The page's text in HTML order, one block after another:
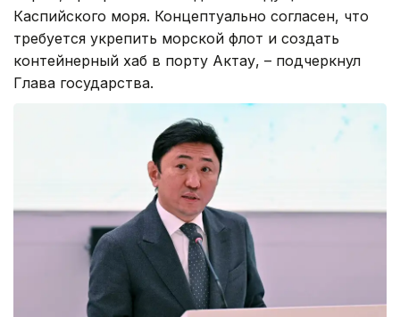
Каспийского моря. Концептуально согласен, что
требуется укрепить морской флот и создать
контейнерный хаб в порту Актау, – подчеркнул
Глава государства.